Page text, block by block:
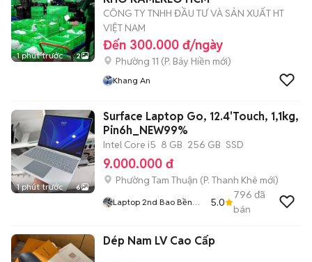
1 phút trước 2
CÔNG TY TNHH ĐẦU TƯ VÀ SẢN XUẤT HT
VIỆT NAM
Đến 300.000 đ/ngày
Phường 11 (P. Bảy Hiền mới)
Khang An
1 phút trước 6
Surface Laptop Go, 12.4'Touch, 1,1kg,
Pin6h_NEW99%
Intel Core i5 8 GB 256 GB SSD
9.000.000 đ
Phường Tam Thuận (P. Thanh Khê mới)
Laptop 2nd Bao Bền
5.0
796 đã
bán
Dép Nam LV Cao Cấp